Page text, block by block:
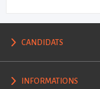
CANDIDATS
INFORMATIONS